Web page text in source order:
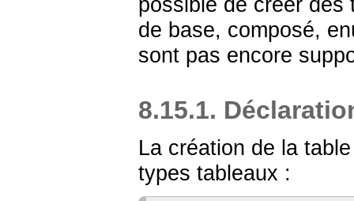
de base, composé,
sont pas encore
8.15.1.
La création de la
types tableaux :